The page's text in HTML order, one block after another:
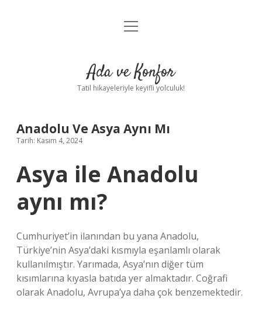
Anasayfa
Yasal Uyarı
menüyü
Ada ve Konfor
Tatil hikayeleriyle keyifli yolculuk!
Anadolu Ve Asya Aynı Mı
Tarih: Kasım 4, 2024
Asya ile Anadolu
aynı mı?
Cumhuriyet’in ilanından bu yana Anadolu,
Türkiye’nin Asya’daki kısmıyla eşanlamlı olarak
kullanılmıştır. Yarımada, Asya’nın diğer tüm
kısımlarına kıyasla batıda yer almaktadır. Coğrafi
olarak Anadolu, Avrupa’ya daha çok benzemektedir.